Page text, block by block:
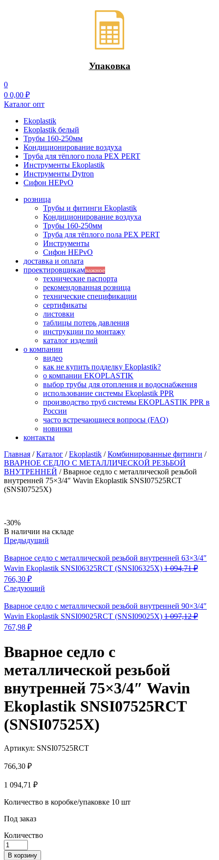
Упаковка
0
0 0,00 ₽
Каталог опт
Ekoplastik
Ekoplastik белый
Трубы 160-250мм
Кондиционирование воздуха
Труба для тёплого пола PEX PERT
Инструменты Ekoplastik
Инструменты Dytron
Сифон HEPvO
розница
Трубы и фитинги Ekoplastik
Кондиционирование воздуха
Трубы 160-250мм
Труба для тёплого пола PEX PERT
Инструменты
Сифон HEPvO
доставка и оплата
проектировщикамважное
технические паспорта
рекомендованная розница
технические спецификации
сертификаты
листовки
таблицы потерь давления
инструкции по монтажу
каталог изделий
о компании
видео
как не купить подделку Ekoplastik?
о компании EKOPLASTIK
выбор трубы для отопления и водоснабжения
использование системы Ekoplastik PPR
производство труб системы EKOPLASTIK PPR в
России
часто встречающиеся вопросы (FAQ)
новинки
контакты
Главная /Каталог /Ekoplastik /Комбинированные фитинги /
ВВАРНОЕ СЕДЛО С МЕТАЛЛИЧЕСКОЙ РЕЗЬБОЙ
ВНУТРЕННЕЙ /Вварное седло с металлической резьбой
внутренней 75×3/4″ Wavin Ekoplastik SNSI07525RCT
(SNSI07525X)
-30%
Availability:
В наличии на складе
Предыдущий
Вварное седло с металлической резьбой внутренней 63×3/4″
Wavin Ekoplastik SNSI06325RCT (SNSI06325X) 1 094,71₽
Первоначальная
цена
составляла
1
094,71 ₽.
766,30 ₽Текущая
цена:
Следующий
Вварное седло с металлической резьбой внутренней 90×3/4″
Wavin Ekoplastik SNSI09025RCT (SNSI09025X) 1 097,12₽
Первоначальная
097,12 ₽.
767,98 ₽Текущая
Вварное седло с
металлической резьбой
внутренней 75×3/4″ Wavin
Ekoplastik SNSI07525RCT
(SNSI07525X)
Артикул: SNSI07525RCT
766,30 ₽
1 094,71 ₽
Количество в коробке/упаковке 10 шт
Под заказ
Количество
В корзину